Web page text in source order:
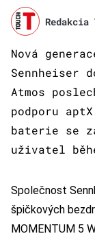
Redakcia
Nová
Sennheiser
Atmos
podporu
baterie se
uživatel
Společnost
špičkových
MOMENTUM 5